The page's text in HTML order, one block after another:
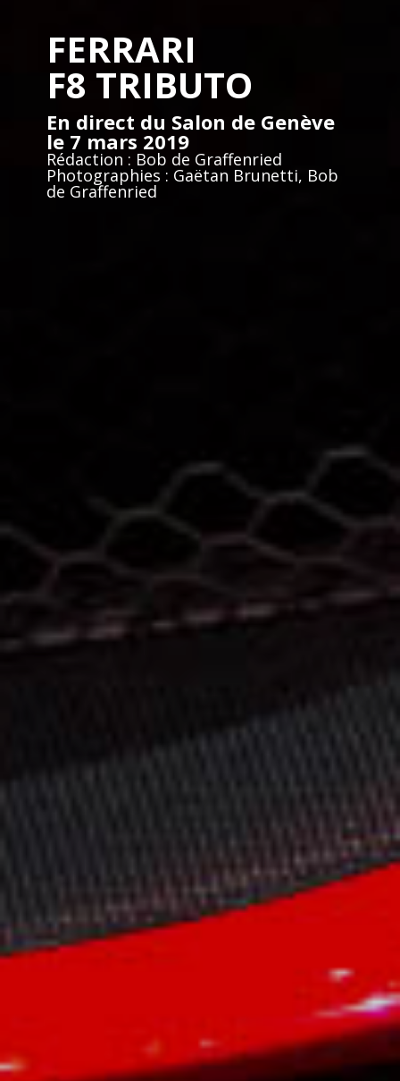
FERRARI
F8 TRIBUTO
En direct du Salon de Genève
le 7 mars 2019
Rédaction : Bob de Graffenried
Photographies : Gaëtan Brunetti, Bob
de Graffenried